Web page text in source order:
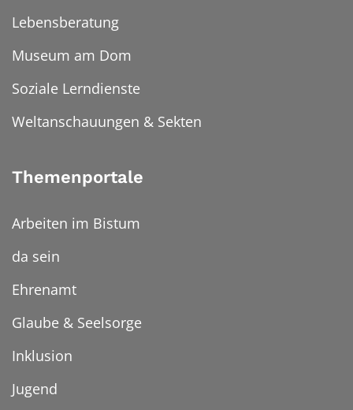
Lebensberatung
Museum am Dom
Soziale Lerndienste
Weltanschauungen & Sekten
Themenportale
Arbeiten im Bistum
da sein
Ehrenamt
Glaube & Seelsorge
Inklusion
Jugend